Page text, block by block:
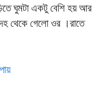
ঘুমটা একটু বেশি হয় আর
থেকে গেলো ওর ।রাতে